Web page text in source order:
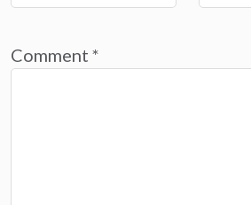
Comment *